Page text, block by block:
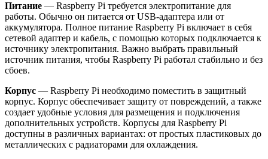
Питание — Raspberry Pi требуется электропитание для
работы. Обычно он питается от USB-адаптера или от
аккумулятора. Полное питание Raspberry Pi включает в себя
сетевой адаптер и кабель, с помощью которых подключается к
источнику электропитания. Важно выбрать правильный
источник питания, чтобы Raspberry Pi работал стабильно и без
сбоев.
Корпус — Raspberry Pi необходимо поместить в защитный
корпус. Корпус обеспечивает защиту от повреждений, а также
создает удобные условия для размещения и подключения
дополнительных устройств. Корпусы для Raspberry Pi
доступны в различных вариантах: от простых пластиковых до
металлических с радиаторами для охлаждения.